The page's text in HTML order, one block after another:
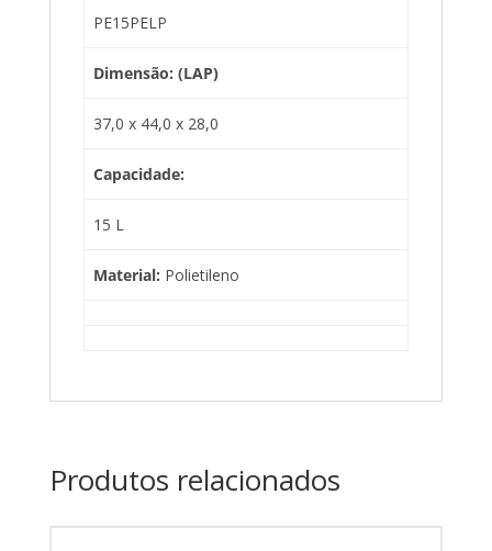
PE15PELP
Dimensão: (LAP)
37,0 x 44,0 x 28,0
Capacidade:
15 L
Material: Polietileno
Produtos relacionados